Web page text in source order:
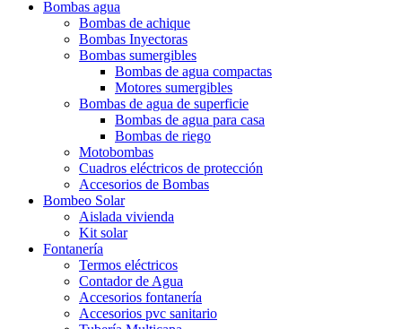
Bombas agua
Bombas de achique
Bombas Inyectoras
Bombas sumergibles
Bombas de agua compactas
Motores sumergibles
Bombas de agua de superficie
Bombas de agua para casa
Bombas de riego
Motobombas
Cuadros eléctricos de protección
Accesorios de Bombas
Bombeo Solar
Aislada vivienda
Kit solar
Fontanería
Termos eléctricos
Contador de Agua
Accesorios fontanería
Accesorios pvc sanitario